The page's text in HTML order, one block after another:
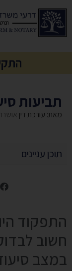
התקשר
תביעות
מאת: עורכת דין
תוכן עניינים
התפקוד
חשוב
במצב